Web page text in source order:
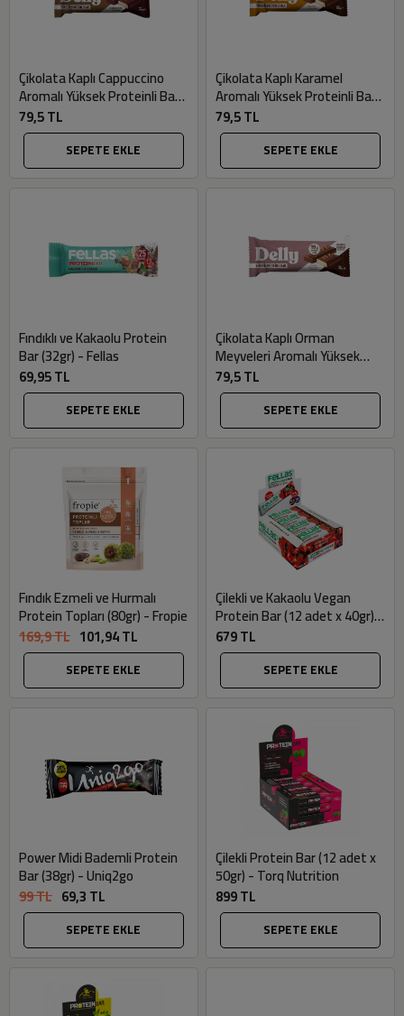
Çikolata Kaplı Cappuccino
Aromalı Yüksek Proteinli Bar
(40gr) - Delly
79,5 TL
SEPETE EKLE
Çikolata Kaplı Karamel
Aromalı Yüksek Proteinli Bar
(40gr) - Delly
79,5 TL
SEPETE EKLE
Fındıklı ve Kakaolu Protein
Bar (32gr) - Fellas
69,95 TL
SEPETE EKLE
Çikolata Kaplı Orman
Meyveleri Aromalı Yüksek
Proteinli Bar (40gr) - Delly
79,5 TL
SEPETE EKLE
Fındık Ezmeli ve Hurmalı
Protein Topları (80gr) - Fropie
169,9 TL 101,94 TL
SEPETE EKLE
Çilekli ve Kakaolu Vegan
Protein Bar (12 adet x 40gr) -
Fellas
679 TL
SEPETE EKLE
Power Midi Bademli Protein
Bar (38gr) - Uniq2go
99 TL 69,3 TL
SEPETE EKLE
Çilekli Protein Bar (12 adet x
50gr) - Torq Nutrition
899 TL
SEPETE EKLE